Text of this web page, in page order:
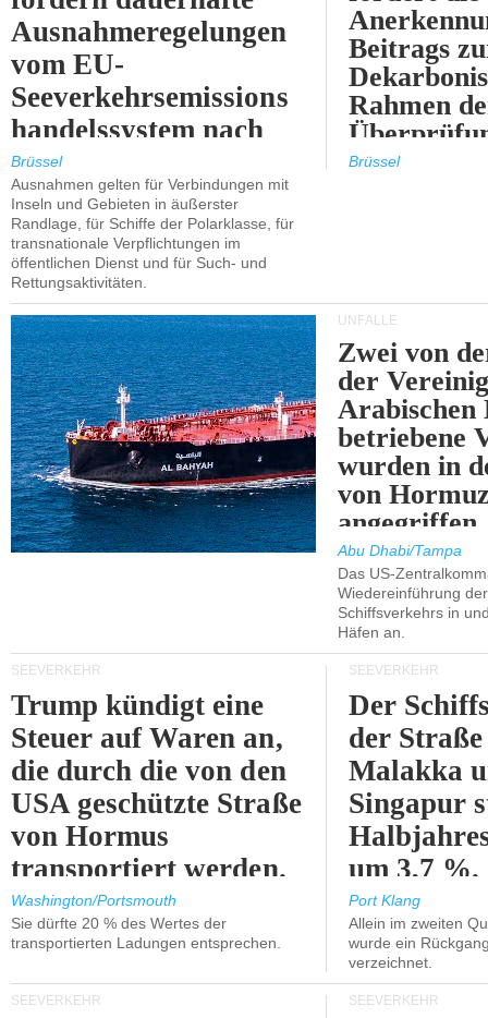
Ausnahmeregelungen
vom EU-
Seeverkehrsemissions
handelssystem nach
2030.
Brüssel
Ausnahmen gelten für Verbindungen mit
Inseln und Gebieten in äußerster
Randlage, für Schiffe der Polarklasse, für
transnationale Verpflichtungen im
öffentlichen Dienst und für Such- und
Rettungsaktivitäten.
Beitrags
Rahmen
ETS.
Brüssel
UNFÄLLE
Zwei von
der
Arabischen
betriebene
wurden in
von
angegriffen.
Abu Dhabi/Tampa
Das US-
Wiedereinführung
Schiffsverkehrs in
Häfen an.
SEEVERKEHR
Trump kündigt eine
Steuer auf Waren an,
die durch die von den
USA geschützte Straße
von Hormus
transportiert werden.
Washington/Portsmouth
Sie dürfte 20 % des Wertes der
transportierten Ladungen entsprechen.
SEEVERKEHR
Der
der
Malakka
Singapur
um 3,7 %.
Port Klang
Allein im zweiten
wurde ein
verzeichnet.
SEEVERKEHR SEEVERKEHR